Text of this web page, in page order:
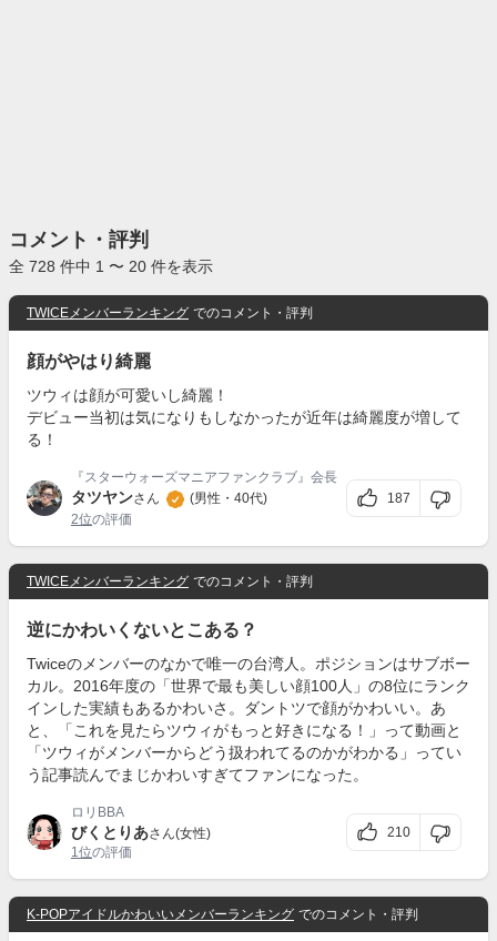
コメント・評判
全 728 件中 1 〜 20 件を表示
TWICEメンバーランキング でのコメント・評判
顔がやはり綺麗
ツウィは顔が可愛いし綺麗！
デビュー当初は気になりもしなかったが近年は綺麗度が増して
る！
『スターウォーズマニアファンクラブ』会長
タツヤンさん
(男性・40代)
2位の評価
187
TWICEメンバーランキング でのコメント・評判
逆にかわいくないとこある？
Twiceのメンバーのなかで唯一の台湾人。ポジションはサブボー
カル。2016年度の「世界で最も美しい顔100人」の8位にランク
インした実績もあるかわいさ。ダントツで顔がかわいい。あ
と、「これを見たらツウィがもっと好きになる！」って動画と
「ツウィがメンバーからどう扱われてるのかがわかる」ってい
う記事読んでまじかわいすぎてファンになった。
ロリBBA
びくとりあさん(女性)
1位の評価
210
K-POPアイドルかわいいメンバーランキング でのコメント・評判